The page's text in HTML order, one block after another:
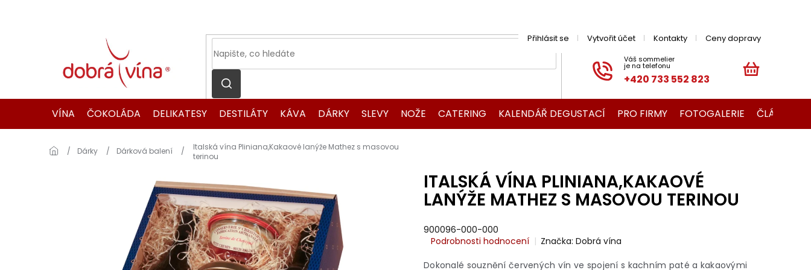
+420 733 552 823
Přihlásit se Vytvořit účet Kontakty Ceny dopravy
KOŠÍK
VÍNA
ČOKOLÁDA DELIKATESY DESTILÁTY KÁVA DÁRKY SLEVY NOŽE CATERING KALENDÁŘ DEGUSTACÍ PRO FIRMY FOTOGALERIE ČLÁNKY O
Domů
Dárky Dárková balení
Italská vína Pliniana,Kakaové lanýže Mathez s masovou
terinou
ITALSKÁ VÍNA PLINIANA,KAKAOVÉ
LANÝŽE MATHEZ S MASOVOU TERINOU
900096-000-000
Průměrné
produktu
Podrobnosti hodnocení Značka:Dobrá vína
Dokonalé souznění červených vín ve spojení s kachním paté a kakaovými